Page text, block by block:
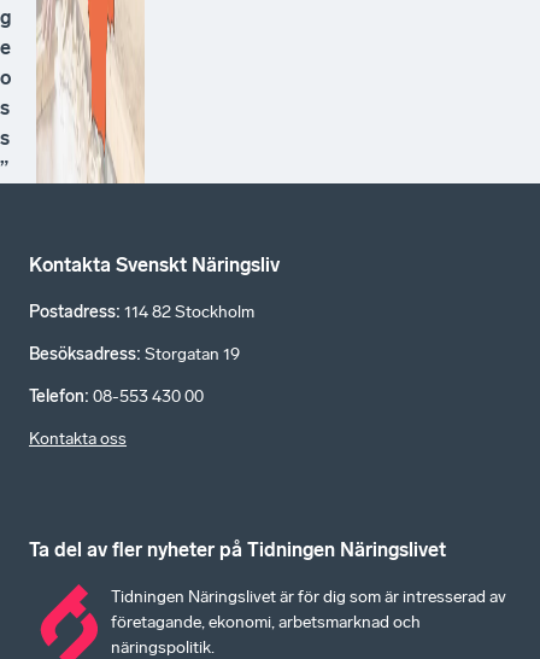
g
e
o
s
s
”
Kontakta Svenskt Näringsliv
Postadress: 114 82 Stockholm
Besöksadress: Storgatan 19
Telefon: 08-553 430 00
Kontakta oss
Ta del av fler nyheter på Tidningen Näringslivet
Tidningen Näringslivet är för dig som är intresserad av
företagande, ekonomi, arbetsmarknad och
näringspolitik.